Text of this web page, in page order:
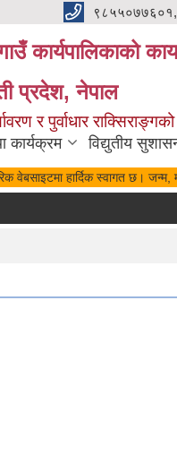
कार्यपालिकाको
प्रदेश, नेपाल
र पुर्वाधार
कार्यक्रम विद्युतीय
वेबसाइटमा हार्दिक स्वागत छ।